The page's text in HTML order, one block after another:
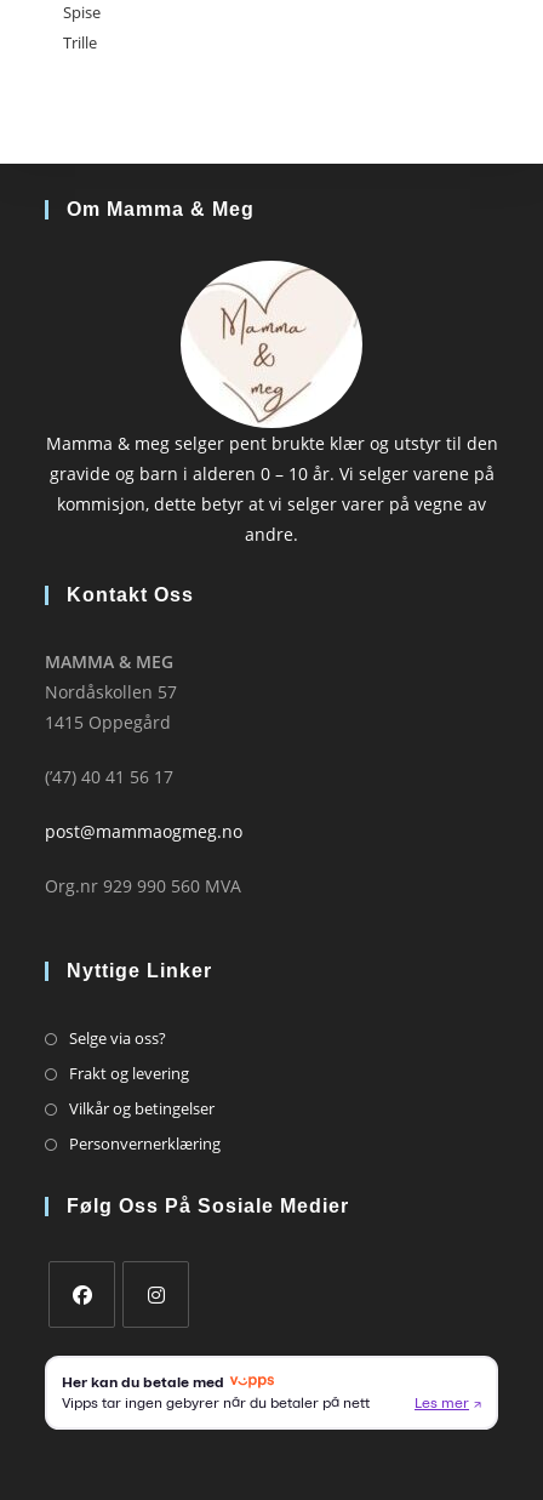
Spise
Trille
Om Mamma & Meg
Mamma & meg selger pent brukte klær og utstyr til den
gravide og barn i alderen 0 – 10 år. Vi selger varene på
kommisjon, dette betyr at vi selger varer på vegne av
andre.
Kontakt Oss
MAMMA & MEG
Nordåskollen 57
1415 Oppegård
(’47) 40 41 56 17
post@mammaogmeg.no
Org.nr 929 990 560 MVA
Nyttige Linker
Selge via oss?Opens
in
tab
Frakt og leveringOpens
in
tab
Vilkår og betingelserOpens
in
new
PersonvernerklæringOpens
a
Følg Oss På Sosiale Medier
in
new
in
a
new